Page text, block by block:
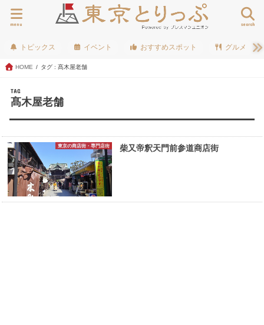
search
menu
トピックス イベント おすすめスポット グルメ
HOME タグ : 髙木屋老舗
TAG
髙木屋老舗
東京の商店街・専門店街 柴又帝釈天門前参道商店街